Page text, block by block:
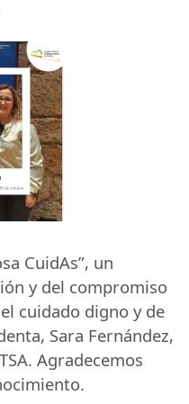
CuidAs”, un
y del compromiso
cuidado digno y de
Sara Fernández,
. Agradecemos